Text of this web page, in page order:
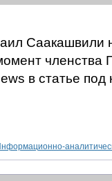
Саакашвили
членства
в статье под